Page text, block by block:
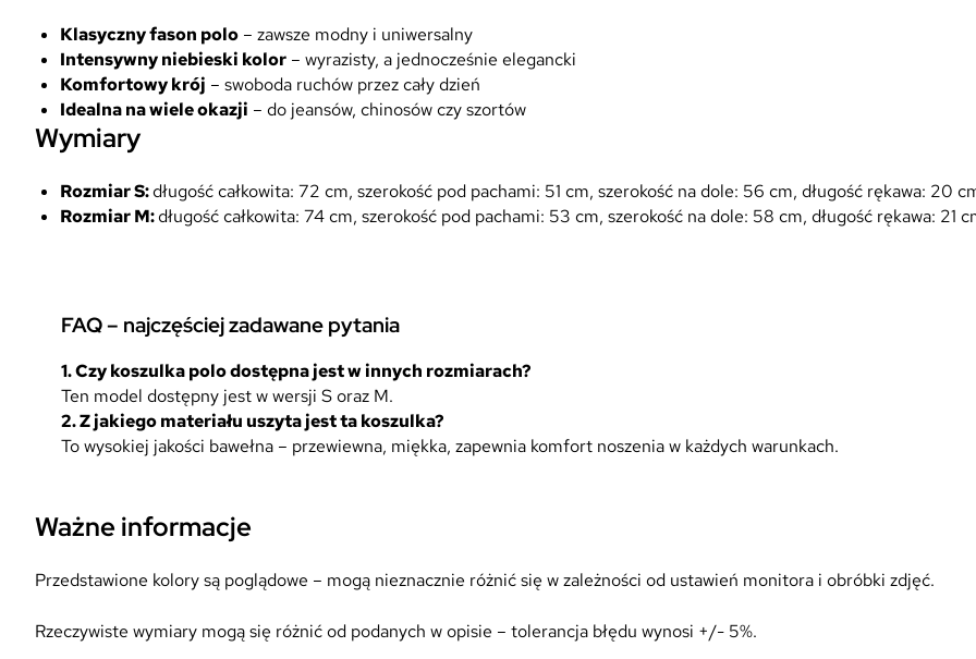
Klasyczny fason polo – zawsze modny i uniwersalny
Intensywny niebieski kolor – wyrazisty, a jednocześnie elegancki
Komfortowy krój – swoboda ruchów przez cały dzień
Idealna na wiele okazji – do jeansów, chinosów czy szortów
Wymiary
Rozmiar S:długość całkowita: 72 cm, szerokość pod pachami: 51 cm, szerokość na dole: 56 cm, długość rękawa: 20
Rozmiar M:długość całkowita: 74 cm, szerokość pod pachami: 53 cm, szerokość na dole: 58 cm, długość rękawa: 21
FAQ – najczęściej zadawane pytania
1. Czy koszulka polo dostępna jest w innych rozmiarach?
Ten model dostępny jest w wersji S oraz M.
2. Z jakiego materiału uszyta jest ta koszulka?
To wysokiej jakości bawełna – przewiewna, miękka, zapewnia komfort noszenia w każdych warunkach.
Ważne informacje
Przedstawione kolory są poglądowe – mogą nieznacznie różnić się w zależności od ustawień monitora i obróbki zdjęć.
Rzeczywiste wymiary mogą się różnić od podanych w opisie – tolerancja błędu wynosi +/- 5%.